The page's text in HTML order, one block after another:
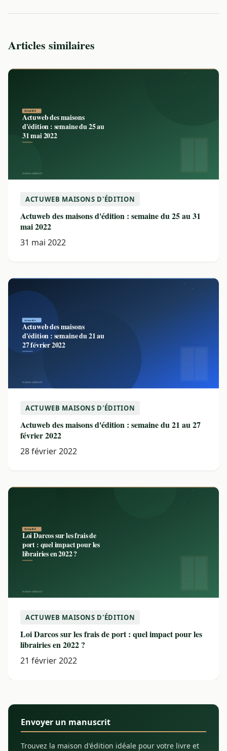
Articles similaires
ACTUWEB MAISONS D'ÉDITION
Actuweb des maisons d'édition : semaine du 25 au 31
mai 2022
31 mai 2022
ACTUWEB MAISONS D'ÉDITION
Actuweb des maisons d'édition : semaine du 21 au 27
février 2022
28 février 2022
ACTUWEB MAISONS D'ÉDITION
Loi Darcos sur les frais de port : quel impact pour les
librairies en 2022 ?
21 février 2022
Envoyer un manuscrit
Trouvez la maison d'édition idéale pour votre livre et